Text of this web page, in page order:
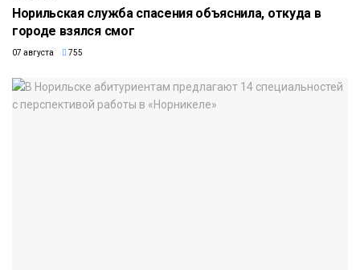
Норильская служба спасения объяснила, откуда в
городе взялся смог
07 августа 755